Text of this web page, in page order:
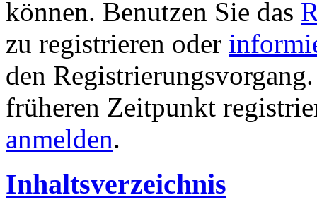
können. Benutzen Sie das
zu registrieren oder
den
früheren Zeitpunkt
anmelden.
Inhaltsverzeichnis